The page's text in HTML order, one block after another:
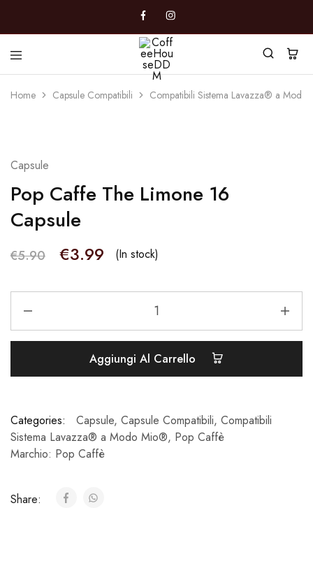
CoffeeHouseDDM
Caffè
Marano
Home Capsule Compatibili Compatibili Sistema Lavazza® a
Capsule
Pop Caffe The Limone 16
Capsule
€5.90 €3.99 (In stock)
Aggiungi Al Carrello
Categories: Capsule, Capsule Compatibili, Compatibili
Sistema Lavazza® a Modo Mio®, Pop Caffè
Marchio: Pop Caffè
Share: